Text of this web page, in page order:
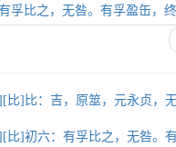
孚比之，无咎。有孚盈缶，终
比]比：吉，原筮，元永贞，
比]初六：有孚比之，无咎。